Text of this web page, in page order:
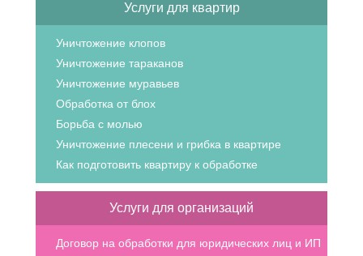
Услуги для квартир
Уничтожение клопов
Уничтожение тараканов
Уничтожение муравьев
Обработка от блох
Борьба с молью
Уничтожение плесени и грибка в квартире
Как подготовить квартиру к обработке
Услуги для организаций
Договор на обработки для юридических лиц и ИП